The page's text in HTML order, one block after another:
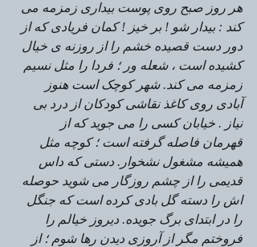
هر روز صبح روی پوست بیداری زمزمه می
کند : بیدار شو ! بر خیز ! کمان فریادی که از
دور دست قصیده خشم را از روزنه ی خیال
کشیده است ، شعله ور ؛ فردا را مثل نسیم
زمزمه می کند. شهر کوچک است هنوز
آبادی روی کاغذ نقاشی کودکان از درد بی
نیاز . خیابان کسی را می جوید که از
قهرمان فاصله گرفته است ؛ کوچه مثل
همیشه مشغول نشخوار. دستی که داس
قدیمی را از چشم روزگار می شوید حوصله
اش را دسته گل بادی کرده است که جنگل
را در ابتدای برگ جویده. دیروز خیالم را
فروختم مگر از آروزی دیدن رها شوم ؛ از